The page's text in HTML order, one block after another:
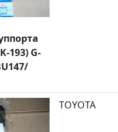
193) G-
TOYOTA